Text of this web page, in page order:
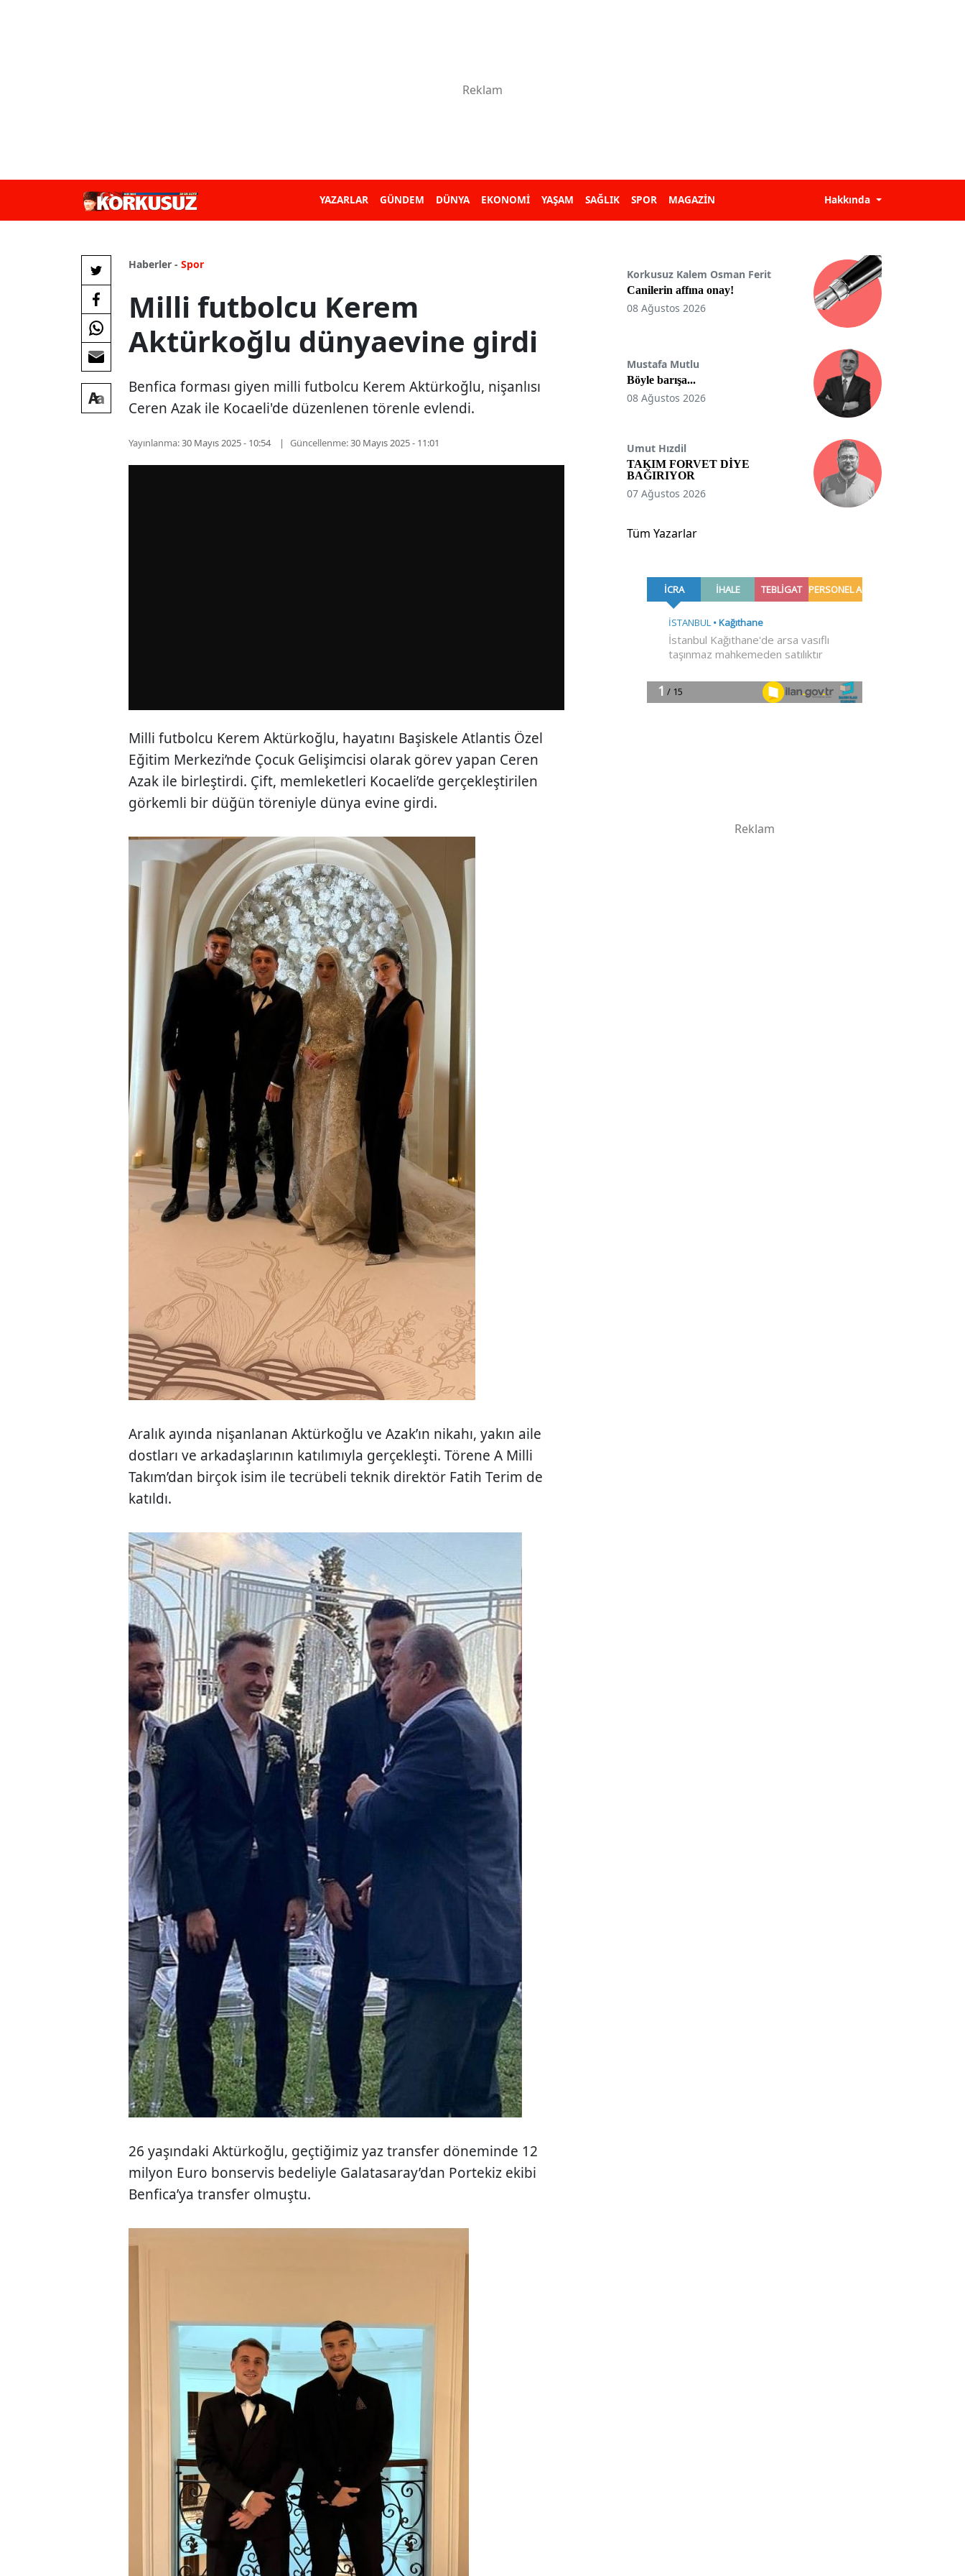
YAZARLAR GÜNDEM DÜNYA EKONOMİ YAŞAM SAĞLIK SPOR MAGAZİN Hakkında
Haberler - Spor
Milli futbolcu Kerem
Aktürkoğlu dünyaevine girdi
Benfica forması giyen milli futbolcu Kerem Aktürkoğlu, nişanlısı
Ceren Azak ile Kocaeli'de düzenlenen törenle evlendi.
Yayınlanma:30 Mayıs 2025 - 10:54 Güncellenme:30 Mayıs 2025 - 11:01
Milli futbolcu Kerem Aktürkoğlu, hayatını Başiskele Atlantis Özel
Eğitim Merkezi’nde Çocuk Gelişimcisi olarak görev yapan Ceren
Azak ile birleştirdi. Çift, memleketleri Kocaeli’de gerçekleştirilen
görkemli bir düğün töreniyle dünya evine girdi.
Aralık ayında nişanlanan Aktürkoğlu ve Azak’ın nikahı, yakın aile
dostları ve arkadaşlarının katılımıyla gerçekleşti. Törene A Milli
Takım’dan birçok isim ile tecrübeli teknik direktör Fatih Terim de
katıldı.
26 yaşındaki Aktürkoğlu, geçtiğimiz yaz transfer döneminde 12
milyon Euro bonservis bedeliyle Galatasaray’dan Portekiz ekibi
Benfica’ya transfer olmuştu.
Korkusuz Kalem Osman Ferit
Canilerin affına onay!
08 Ağustos 2026
Mustafa Mutlu
Böyle barışa...
08 Ağustos 2026
Umut Hızdil
TAKIM FORVET DİYE
BAĞIRIYOR
07 Ağustos 2026
Tüm Yazarlar